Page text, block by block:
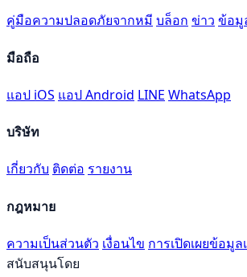
คู่มือความปลอดภัยจากหมี บล็อก ข่าว ข้อมู
มือถือ
แอป iOS แอป Android LINE WhatsApp
บริษัท
เกี่ยวกับ ติดต่อ รายงาน
กฎหมาย
ความเป็นส่วนตัว เงื่อนไข การเปิดเผยข้อมู
สนับสนุนโดย